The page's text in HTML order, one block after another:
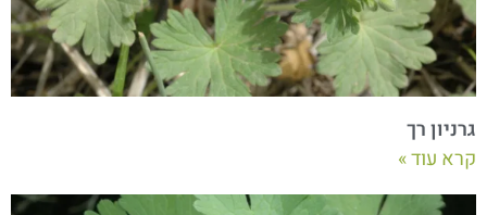
גרניון רך
קרא עוד »